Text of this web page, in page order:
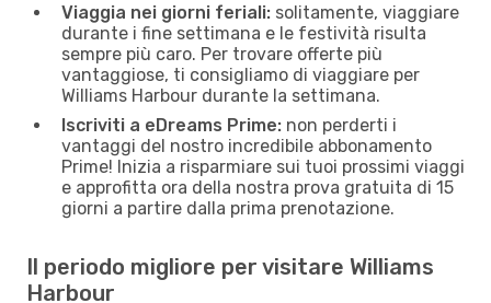
Viaggia nei giorni feriali: solitamente, viaggiare
durante i fine settimana e le festività risulta
sempre più caro. Per trovare offerte più
vantaggiose, ti consigliamo di viaggiare per
Williams Harbour durante la settimana.
Iscriviti a eDreams Prime: non perderti i
vantaggi del nostro incredibile abbonamento
Prime! Inizia a risparmiare sui tuoi prossimi viaggi
e approfitta ora della nostra prova gratuita di 15
giorni a partire dalla prima prenotazione.
Il periodo migliore per visitare Williams
Harbour